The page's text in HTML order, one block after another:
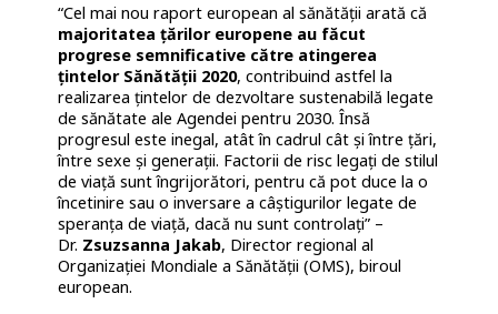
“Cel mai nou raport european al sănătății arată că
majoritatea țărilor europene au făcut
progrese semnificative către atingerea
țintelor Sănătății 2020, contribuind astfel la
realizarea țintelor de dezvoltare sustenabilă legate
de sănătate ale Agendei pentru 2030. Însă
progresul este inegal, atât în cadrul cât și între țări,
între sexe și generații. Factorii de risc legați de stilul
de viață sunt îngrijorători, pentru că pot duce la o
încetinire sau o inversare a câștigurilor legate de
speranța de viață, dacă nu sunt controlați” –
Dr. Zsuzsanna Jakab, Director regional al
Organizației Mondiale a Sănătății (OMS), biroul
european.